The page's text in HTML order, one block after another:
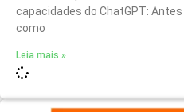
capacidades do ChatGPT:
como
Leia mais »